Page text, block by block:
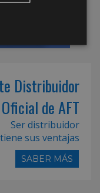
Distribuidor
Oficial de AFT
Ser distribuidor
tiene sus ventajas
SABER MÁS